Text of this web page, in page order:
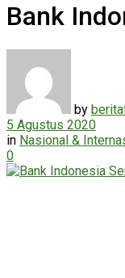
Bank
by
5 Agustus 2020
in Nasional &
0